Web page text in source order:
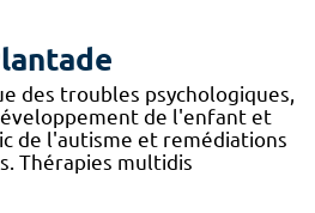
des troubles psychologiques,
de l'enfant et
de l'autisme et remédiations
Thérapies multidis